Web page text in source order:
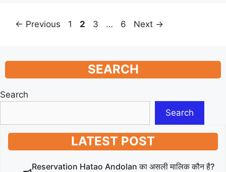
← Previous Page
1 Page
2 Page
3 … Page
6 Next →
SEARCH
Search
Search
LATEST POST
Reservation Hatao Andolan का असली मालिक कौन है?